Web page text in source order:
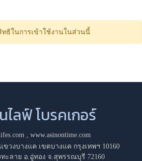
ธิในการเข้าใช้งานในส่วนนี้
ไลฟ์ โบรคเกอร์
, www.asinontime.com
ขวงบางแค เขตบางแค กรุงเทพฯ 10160
ะลาย อ.อู่ทอง จ.สุพรรณบุรี 72160